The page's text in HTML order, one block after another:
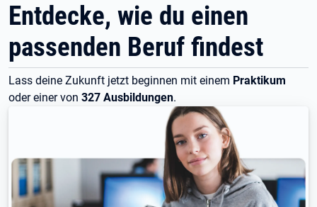
Entdecke, wie du einen
passenden Beruf findest
Lass deine Zukunft jetzt beginnen mit einem Praktikum
oder einer von 327 Ausbildungen.